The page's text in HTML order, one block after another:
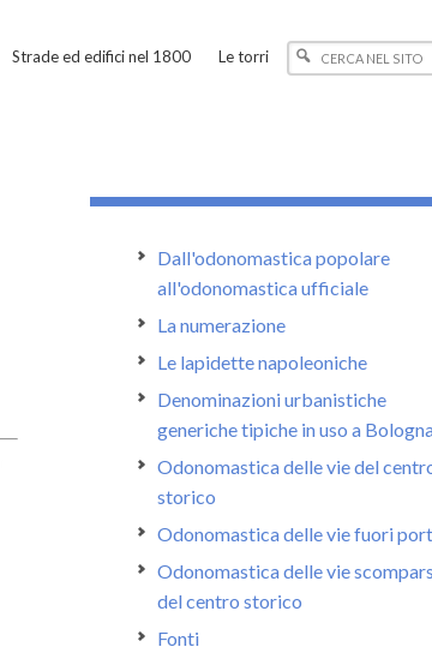
Strade ed edifici nel 1800 Le torri
Dall'odonomastica popolare
all'odonomastica ufficiale
La numerazione
Le lapidette napoleoniche
Denominazioni urbanistiche
generiche tipiche in uso a
Odonomastica delle vie del
storico
Odonomastica delle vie fuori
Odonomastica delle vie
del centro storico
Fonti